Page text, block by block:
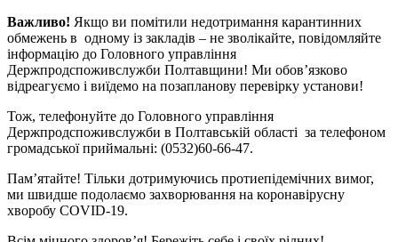
Важливо! Якщо ви помітили недотримання карантинних
обмежень в одному із закладів – не зволікайте, повідомляйте
інформацію до Головного управління
Держпродспоживслужби Полтавщини! Ми обов’язково
відреагуємо і виїдемо на позапланову перевірку установи!
Тож, телефонуйте до Головного управління
Держпродспоживслужби в Полтавській області за телефоном
громадської приймальні: (0532)60-66-47.
Пам’ятайте! Тільки дотримуючись протиепідемічних вимог,
ми швидше подолаємо захворювання на коронавірусну
хворобу COVID-19.